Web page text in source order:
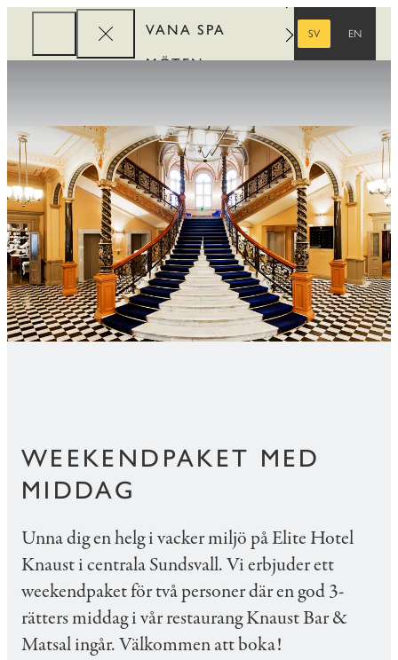
VANA SPA
MÖTEN
REWARDS
SV
EN
WEEKENDPAKET MED
MIDDAG
Unna dig en helg i vacker miljö på Elite Hotel
Knaust i centrala Sundsvall. Vi erbjuder ett
weekendpaket för två personer där en god 3-
rätters middag i vår restaurang Knaust Bar &
Matsal ingår. Välkommen att boka!